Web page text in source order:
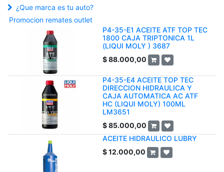
¿Que marca es tu auto?
Promocion remates outlet
P4-35-E1 ACEITE ATF TOP TEC
1800 CAJA TRIPTONICA 1L
(LIQUI MOLY ) 3687
$88.000,00
P4-35-E4 ACEITE TOP TEC
DIRECCION HIDRAULICA Y
CAJA AUTOMATICA AC ATF
HC (LIQUI MOLY) 100ML
LM3651
$85.000,00
ACEITE HIDRAULICO LUBRY
$12.000,00